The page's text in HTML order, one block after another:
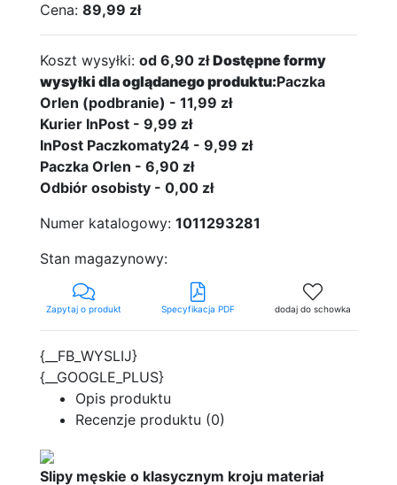
Cena: 89,99 zł
Koszt wysyłki: od 6,90 złDostępne formy
wysyłki dla oglądanego produktu:Paczka
Orlen (podbranie) - 11,99 zł
Kurier InPost - 9,99 zł
InPost Paczkomaty24 - 9,99 zł
Paczka Orlen - 6,90 zł
Odbiór osobisty - 0,00 zł
Numer katalogowy: 1011293281
Stan magazynowy:
Zapytaj o produkt Specyfikacja PDF dodaj do schowka
{__FB_WYSLIJ}
{__GOOGLE_PLUS}
Opis produktu
Recenzje produktu (0)
Slipy męskie o klasycznym kroju materiał